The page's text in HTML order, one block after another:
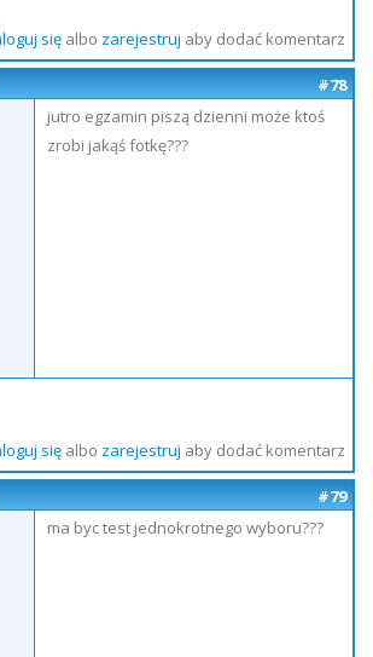
sięalbo zarejestruj aby dodać komentarz
#78
jutro egzamin piszą dzienni może ktoś
zrobi jakąś fotkę???
sięalbo zarejestruj aby dodać komentarz
#79
ma byc test jednokrotnego wyboru???